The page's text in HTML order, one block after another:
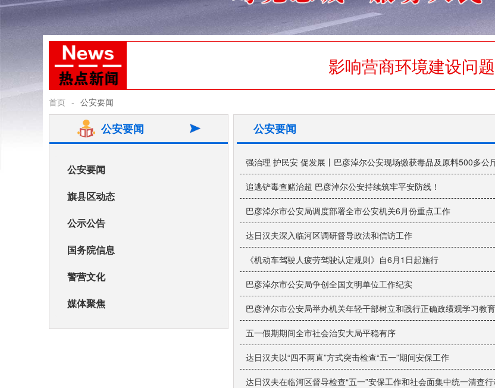
影响营商环境建设问
首页 - 公安要闻
公安要闻
公安要闻
旗县区动态
公示公告
国务院信息
警营文化
媒体聚焦
公安要闻
强治理 护民安 促发展丨巴彦淖尔公安现场缴获毒品及原料500多公
追逃铲毒查赌治超 巴彦淖尔公安持续筑牢平安防线！
巴彦淖尔市公安局调度部署全市公安机关6月份重点工作
达日汉夫深入临河区调研督导政法和信访工作
《机动车驾驶人疲劳驾驶认定规则》自6月1日起施行
巴彦淖尔市公安局争创全国文明单位工作纪实
巴彦淖尔市公安局举办机关年轻干部树立和践行正确政绩观学习教
五一假期期间全市社会治安大局平稳有序
达日汉夫以“四不两直”方式突击检查“五一”期间安保工作
达日汉夫在临河区督导检查“五一”安保工作和社会面集中统一清查